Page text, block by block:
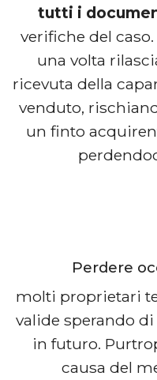
tutti i
verifiche del caso.
una volta
ricevuta della
venduto,
un finto
Perdere
molti proprietari
valide sperando
in futuro.
causa del